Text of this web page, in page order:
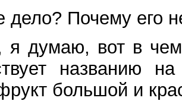
дело? Почему его
я думаю, вот в
названию
большой и